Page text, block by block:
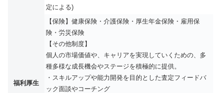
定による)
福利厚生
【保険】健康保険・介護保険・厚生年金保険・雇用保
険・労災保険
【その他制度】
個人の市場価値や、キャリアを実現していくための、多
種多様な成長機会やステージを積極的に提供。
・スキルアップや能力開発を目的とした査定フィードバ
ック面談やコーチング